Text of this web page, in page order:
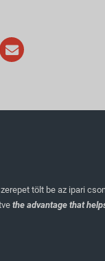
tölt be az ipari
the advantage that